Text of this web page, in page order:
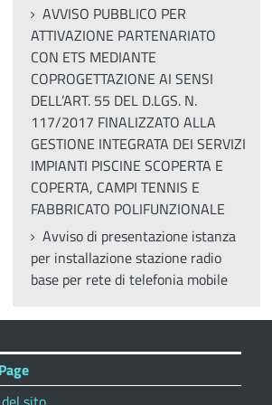
AVVISO PUBBLICO PER
ATTIVAZIONE PARTENARIATO
CON ETS MEDIANTE
COPROGETTAZIONE AI SENSI
DELL’ART. 55 DEL D.LGS. N.
117/2017 FINALIZZATO ALLA
GESTIONE INTEGRATA DEI SERVIZI
IMPIANTI PISCINE SCOPERTA E
COPERTA, CAMPI TENNIS E
FABBRICATO POLIFUNZIONALE
Avviso di presentazione istanza
per installazione stazione radio
base per rete di telefonia mobile